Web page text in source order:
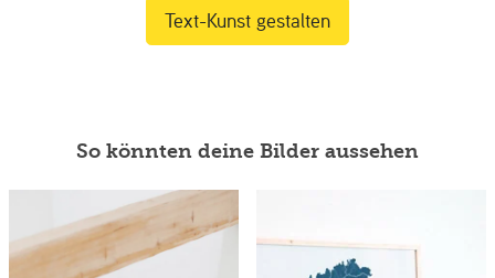
Text-Kunst gestalten
So könnten deine Bilder aussehen